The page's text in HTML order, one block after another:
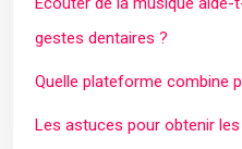
gestes dentaires ?
Quelle plateforme combine
Les astuces pour obtenir